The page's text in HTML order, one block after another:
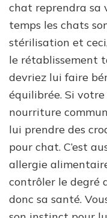
chat reprendra sa
temps les chats
stérilisation et
le rétablissement
devriez lui faire
équilibrée. Si
nourriture
lui prendre des
pour chat. C’est
allergie
contrôler le degré
donc sa santé.